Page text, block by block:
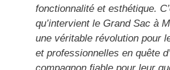
fonctionnalité et esthétique.
qu’intervient le Grand Sac à
une véritable révolution pour
et professionnelles en quête
compagnon fiable pour leur